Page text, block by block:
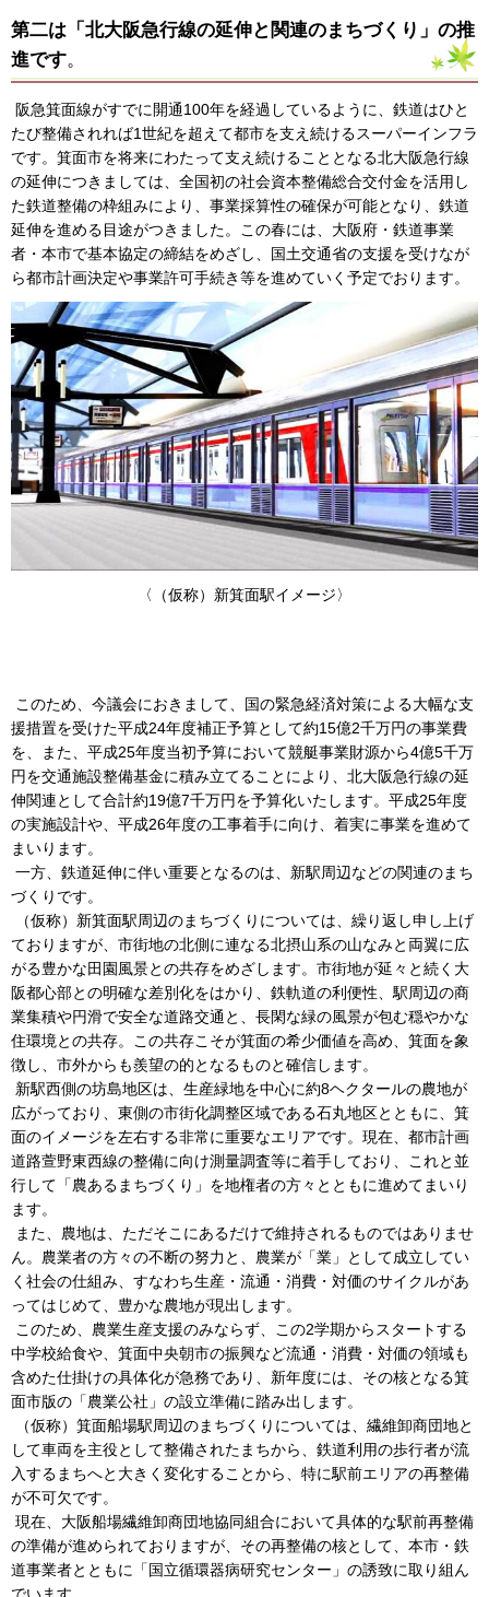
第二は「北大阪急行線の延伸と関連のまちづくり」の推
進です。
阪急箕面線がすでに開通100年を経過しているように、鉄道はひと
たび整備されれば1世紀を超えて都市を支え続けるスーパーインフラ
です。箕面市を将来にわたって支え続けることとなる北大阪急行線
の延伸につきましては、全国初の社会資本整備総合交付金を活用し
た鉄道整備の枠組みにより、事業採算性の確保が可能となり、鉄道
延伸を進める目途がつきました。この春には、大阪府・鉄道事業
者・本市で基本協定の締結をめざし、国土交通省の支援を受けなが
ら都市計画決定や事業許可手続き等を進めていく予定でおります。
〈（仮称）新箕面駅イメージ〉
このため、今議会におきまして、国の緊急経済対策による大幅な支
援措置を受けた平成24年度補正予算として約15億2千万円の事業費
を、また、平成25年度当初予算において競艇事業財源から4億5千万
円を交通施設整備基金に積み立てることにより、北大阪急行線の延
伸関連として合計約19億7千万円を予算化いたします。平成25年度
の実施設計や、平成26年度の工事着手に向け、着実に事業を進めて
まいります。
一方、鉄道延伸に伴い重要となるのは、新駅周辺などの関連のまち
づくりです。
（仮称）新箕面駅周辺のまちづくりについては、繰り返し申し上げ
ておりますが、市街地の北側に連なる北摂山系の山なみと両翼に広
がる豊かな田園風景との共存をめざします。市街地が延々と続く大
阪都心部との明確な差別化をはかり、鉄軌道の利便性、駅周辺の商
業集積や円滑で安全な道路交通と、長閑な緑の風景が包む穏やかな
住環境との共存。この共存こそが箕面の希少価値を高め、箕面を象
徴し、市外からも羨望の的となるものと確信します。
新駅西側の坊島地区は、生産緑地を中心に約8ヘクタールの農地が
広がっており、東側の市街化調整区域である石丸地区とともに、箕
面のイメージを左右する非常に重要なエリアです。現在、都市計画
道路萱野東西線の整備に向け測量調査等に着手しており、これと並
行して「農あるまちづくり」を地権者の方々とともに進めてまいり
ます。
また、農地は、ただそこにあるだけで維持されるものではありませ
ん。農業者の方々の不断の努力と、農業が「業」として成立してい
く社会の仕組み、すなわち生産・流通・消費・対価のサイクルがあ
ってはじめて、豊かな農地が現出します。
このため、農業生産支援のみならず、この2学期からスタートする
中学校給食や、箕面中央朝市の振興など流通・消費・対価の領域も
含めた仕掛けの具体化が急務であり、新年度には、その核となる箕
面市版の「農業公社」の設立準備に踏み出します。
（仮称）箕面船場駅周辺のまちづくりについては、繊維卸商団地と
して車両を主役として整備されたまちから、鉄道利用の歩行者が流
入するまちへと大きく変化することから、特に駅前エリアの再整備
が不可欠です。
現在、大阪船場繊維卸商団地協同組合において具体的な駅前再整備
の準備が進められておりますが、その再整備の核として、本市・鉄
道事業者とともに「国立循環器病研究センター」の誘致に取り組ん